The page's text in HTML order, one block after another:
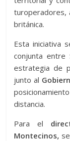
turoperadores,
británica.
Esta iniciativa
conjunta entre
estrategia de
junto al
distancia.
Para el
Montecinos,